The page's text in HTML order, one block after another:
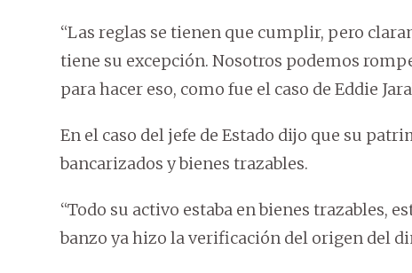
“Las reglas se tienen que cumplir, pero
tiene su excepción. Nosotros podemos
para hacer eso, como fue el caso de Eddie
En el caso del jefe de Estado dijo que su
bancarizados y bienes trazables.
“Todo su activo estaba en bienes trazables,
banzo ya hizo la verificación del origen del